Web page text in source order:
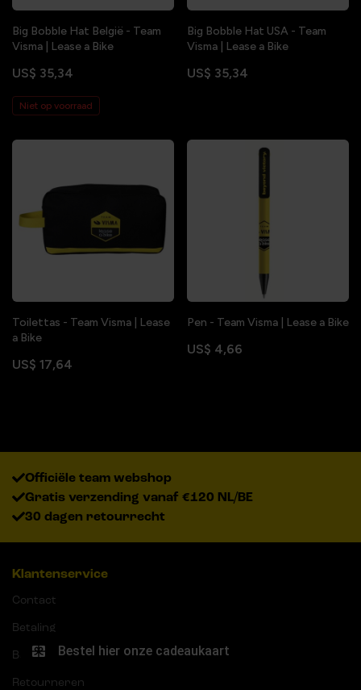
Big Bobble Hat België - Team
Visma | Lease a Bike
US$ 35,34
Niet op voorraad
Big Bobble Hat USA - Team
Visma | Lease a Bike
US$ 35,34
Toilettas - Team Visma | Lease
a Bike
US$ 17,64
Pen - Team Visma | Lease a Bike
US$ 4,66
Officiële team webshop
Gratis verzending vanaf €120 NL/BE
30 dagen retourrecht
Klantenservice
Contact
Betaling
Bezorging
Retourneren